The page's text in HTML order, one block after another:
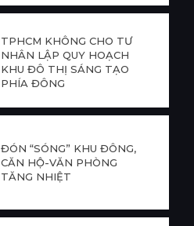
TPHCM KHÔNG CHO TƯ
NHÂN LẬP QUY HOẠCH
KHU ĐÔ THỊ SÁNG TẠO
PHÍA ĐÔNG
ĐÓN “SÓNG” KHU ĐÔNG,
CĂN HỘ-VĂN PHÒNG
TĂNG NHIỆT